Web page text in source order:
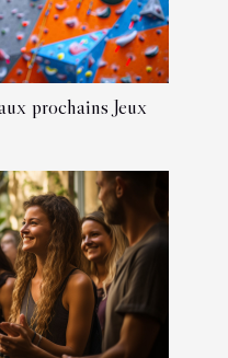
prochains Jeux